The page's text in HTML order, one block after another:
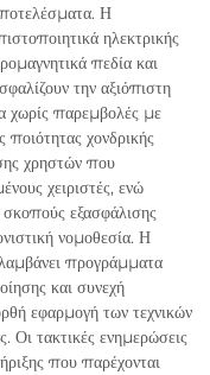
Η
ηλεκτρικής
πεδία και
την αξιόπιστη
χωρίς παρεμβολές με
χονδρικής
χρηστών που
χειριστές, ενώ
εξασφάλισης
νομοθεσία. Η
προγράμματα
και συνεχή
εφαρμογή των τεχνικών
Οι τακτικές ενημερώσεις
που παρέχονται